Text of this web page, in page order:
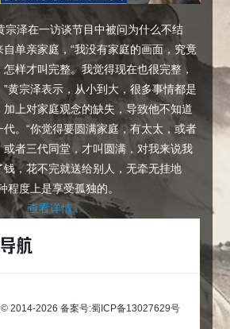
宗泽在一访谈节目中被问为什么不结
单亲家庭，“我没有家庭的画面，究竟
样才叫完整。我觉得现在也很完整，
黄宗泽表示，从小到大，很多事情都是
上对家庭观念的缺失，导致他不知道
。“你觉得要圆满家庭，有太太，或者
者三代同堂，才叫圆满，对我来说我
，花不完就送给别人，无牵无挂地
程度上是享受孤独的。
查看详情...
2014-2026 备案号:蜀ICP备13027629号